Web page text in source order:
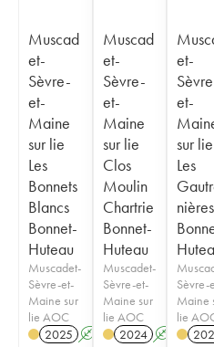
Muscad
et-
Sèvre-
et-
Maine
sur lie
Les
Bonnets
Blancs
Bonnet-
Huteau
Muscadet-
Sèvre-et-
Maine sur
lie AOC
2025 A
Muscad
et-
Sèvre-
et-
Maine
sur lie
Clos
Moulin
Chartrie
Bonnet-
Huteau
Muscadet-
Sèvre-et-
Maine sur
lie AOC
2024 A
et-
et-
sur lie
Les
nières
Sèvre-
Maine
lie